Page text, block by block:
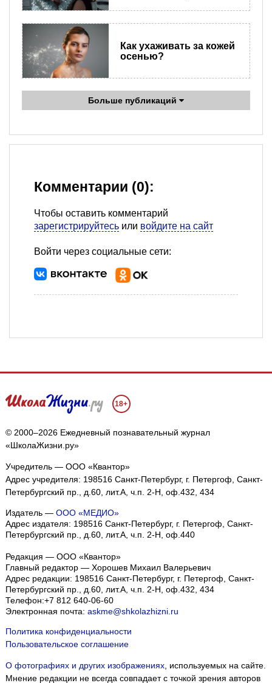
Как ухаживать за кожей
осенью?
Больше публикаций
Комментарии (0):
Чтобы оставить комментарий
зарегистрируйтесь или войдите на сайт
Войти через социальные сети:
18+
© 2000–2026 Ежедневный познавательный журнал
«ШколаЖизни.ру»
Учредитель — ООО «Квантор»
Адрес учредителя: 198516 Санкт-Петербург, г. Петергоф, Санкт-
Петербургский пр., д.60, лит.А, ч.п. 2-Н, оф.432, 434
Издатель — ООО «МЕДИО»
Адрес издателя: 198516 Санкт-Петербург, г. Петергоф, Санкт-
Петербургский пр., д.60, лит.А, ч.п. 2-Н, оф.440
Редакция — ООО «Квантор»
Главный редактор — Хорошев Михаил Валерьевич
Адрес редакции: 198516 Санкт-Петербург, г. Петергоф, Санкт-
Петербургский пр., д.60, лит.А, ч.п. 2-Н, оф.432, 434
Телефон:+7 812 640-06-60
Электронная почта: askme@shkolazhizni.ru
Политика конфиденциальности
Пользовательское соглашение
О фотографиях и других изображениях, используемых на сайте.
Мнение редакции не всегда совпадает с точкой зрения авторов